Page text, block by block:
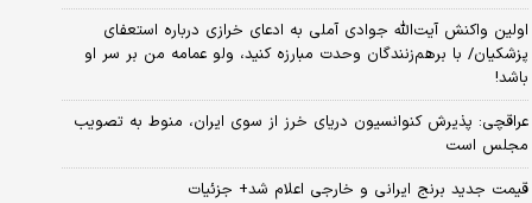
اولین واکنش آیت‌الله جوادی آملی به ادعای خرازی درباره استعفای
پزشکیان/ با برهم‌زنندگان وحدت مبارزه کنید، ولو عمامه من بر سر او
باشد!
عراقچی: پذیرش کنوانسیون دریای خرز از سوی ایران، منوط به تصویب
مجلس است
قیمت جدید برنج ایرانی و خارجی اعلام شد+ جزئیات